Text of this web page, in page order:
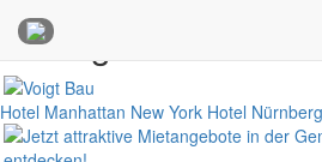
Anzeigen
Hotel Manhattan New York Hotel Nürnberg